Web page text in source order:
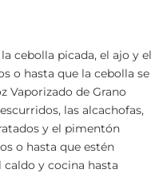
cebolla picada, el ajo y el
o hasta que la cebolla se
Vaporizado de Grano
las alcachofas,
y el pimentón
o hasta que estén
y cocina hasta